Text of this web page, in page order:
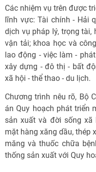
Các nhiệm vụ trên được
lĩnh vực: Tài chính - Hải
dịch vụ pháp lý, trọng tài,
vận tải; khoa học và
lao động - việc làm -
xây dựng - đô thị - bất
xã hội - thể thao - du lịch.
Chương trình nêu rõ, Bộ
án Quy hoạch phát triển
sản xuất và đời sống xã
mặt hàng xăng dầu, thép
măng và thuốc chữa
thống sản xuất với Quy